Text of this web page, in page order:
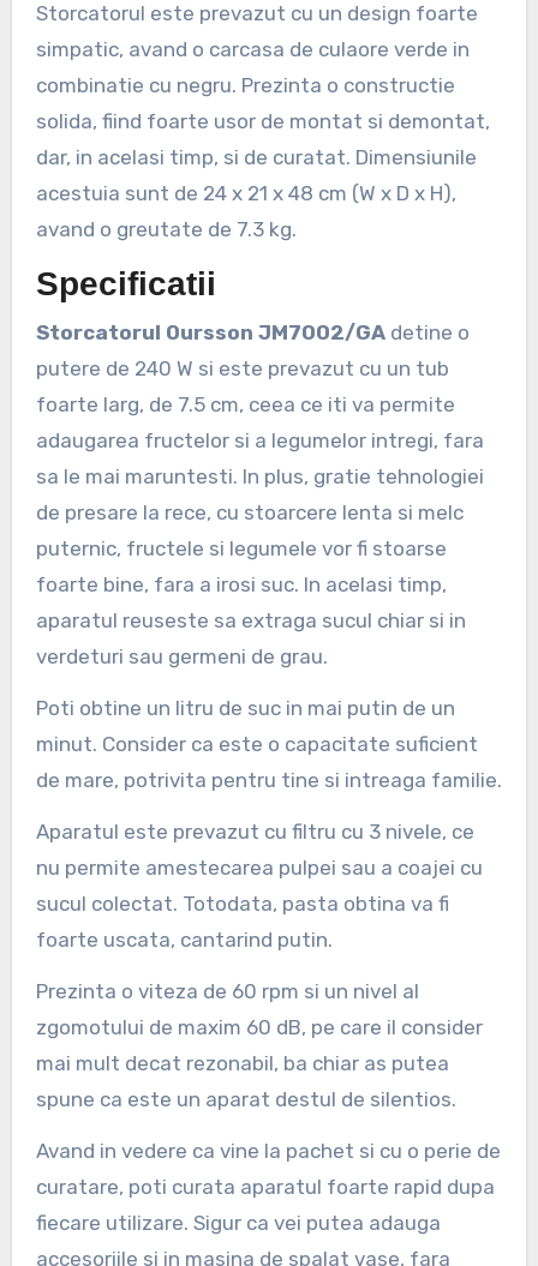
Storcatorul este prevazut cu un design foarte
simpatic, avand o carcasa de culaore verde in
combinatie cu negru. Prezinta o constructie
solida, fiind foarte usor de montat si demontat,
dar, in acelasi timp, si de curatat. Dimensiunile
acestuia sunt de 24 x 21 x 48 cm (W x D x H),
avand o greutate de 7.3 kg.
Specificatii
Storcatorul Oursson JM7002/GA detine o
putere de 240 W si este prevazut cu un tub
foarte larg, de 7.5 cm, ceea ce iti va permite
adaugarea fructelor si a legumelor intregi, fara
sa le mai maruntesti. In plus, gratie tehnologiei
de presare la rece, cu stoarcere lenta si melc
puternic, fructele si legumele vor fi stoarse
foarte bine, fara a irosi suc. In acelasi timp,
aparatul reuseste sa extraga sucul chiar si in
verdeturi sau germeni de grau.
Poti obtine un litru de suc in mai putin de un
minut. Consider ca este o capacitate suficient
de mare, potrivita pentru tine si intreaga familie.
Aparatul este prevazut cu filtru cu 3 nivele, ce
nu permite amestecarea pulpei sau a coajei cu
sucul colectat. Totodata, pasta obtina va fi
foarte uscata, cantarind putin.
Prezinta o viteza de 60 rpm si un nivel al
zgomotului de maxim 60 dB, pe care il consider
mai mult decat rezonabil, ba chiar as putea
spune ca este un aparat destul de silentios.
Avand in vedere ca vine la pachet si cu o perie de
curatare, poti curata aparatul foarte rapid dupa
fiecare utilizare. Sigur ca vei putea adauga
accesoriile si in masina de spalat vase, fara